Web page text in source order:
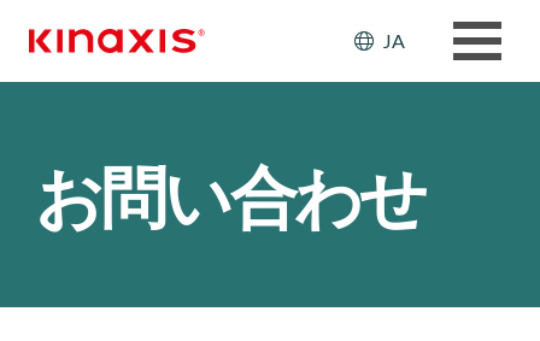
Header:
JA
お問い合わせ